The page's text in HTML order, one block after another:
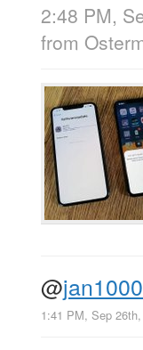
2:48 PM,
from
@
1:41 PM, Sep